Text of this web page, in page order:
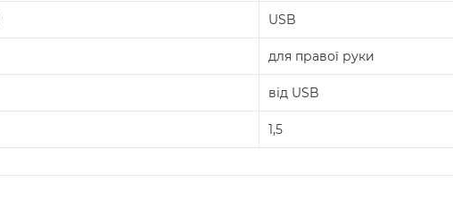
USB
для правої руки
від USB
1,5